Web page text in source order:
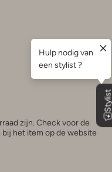
zijn. Check voor de
het item op de website